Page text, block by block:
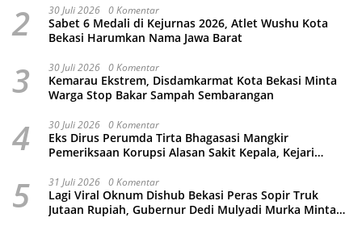
2 30 Juli 2026 0 Komentar
Sabet 6 Medali di Kejurnas 2026, Atlet Wushu Kota
Bekasi Harumkan Nama Jawa Barat
3 30 Juli 2026 0 Komentar
Kemarau Ekstrem, Disdamkarmat Kota Bekasi Minta
Warga Stop Bakar Sampah Sembarangan
4 30 Juli 2026 0 Komentar
Eks Dirus Perumda Tirta Bhagasasi Mangkir
Pemeriksaan Korupsi Alasan Sakit Kepala, Kejari
5 31 Juli 2026 0 Komentar
Lagi Viral Oknum Dishub Bekasi Peras Sopir Truk
Jutaan Rupiah, Gubernur Dedi Mulyadi Murka Minta